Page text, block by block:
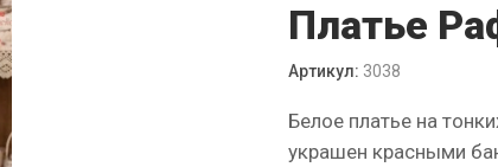
Платье
Артикул: 3038
Белое платье на
украшен красными